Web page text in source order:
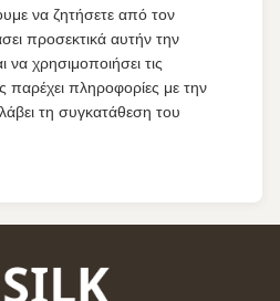
να ζητήσετε από τον
προσεκτικά αυτήν την
να χρησιμοποιήσει τις
παρέχει πληροφορίες με την
τη συγκατάθεση του